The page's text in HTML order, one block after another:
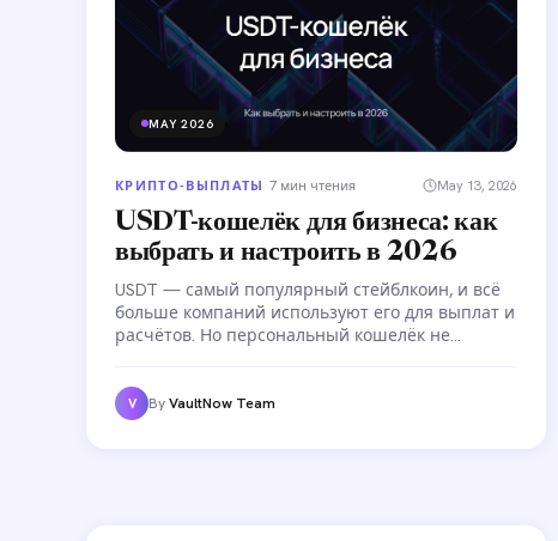
MAY 2026
КРИПТО-ВЫПЛАТЫ · 7 мин чтения May 13, 2026
USDT-кошелёк для бизнеса: как
выбрать и настроить в 2026
USDT — самый популярный стейблкоин, и всё
больше компаний используют его для выплат и
расчётов. Но персональный кошелёк не
контроль доступа, массовые операции,
комплаенс.
V ByVaultNow Team